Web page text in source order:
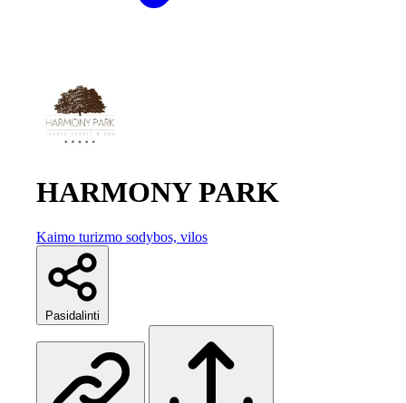
HARMONY PARK
Kaimo turizmo sodybos, vilos
Pasidalinti